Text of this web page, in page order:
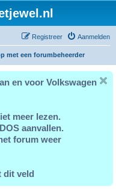
Aanmelden
Registreer
met een forumbeheerder
en voor Volkswagen
meer lezen.
aanvallen.
forum weer
dit veld